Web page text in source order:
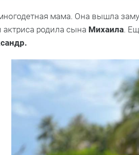
мама. Она вышла
родила сына Михаила.